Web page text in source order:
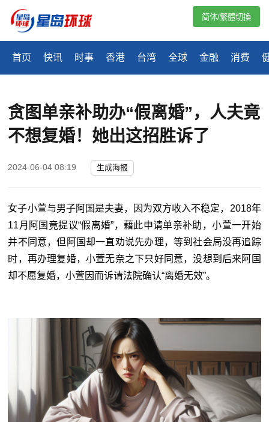
首页 快讯 时事 香港 台湾 全球 金融 消费
简体/繁體切換
贪图单亲补助办“假离婚”，人夫竟
不想复婚！她出这招胜诉了
2024-06-04 08:19 生成海报
女子小萱与男子阿国是夫妻，因为双方收入不稳定， 2018年
11月阿国竟提议“假离婚”，藉此申请单亲补助，小萱一开始
并不同意，但阿国却一直劝说先办理，等到社会局没再追踪
时，再办理复婚，小萱无奈之下只好同意，没想到后来阿国
却不愿复婚，小萱因而诉请法院确认“离婚无效”。